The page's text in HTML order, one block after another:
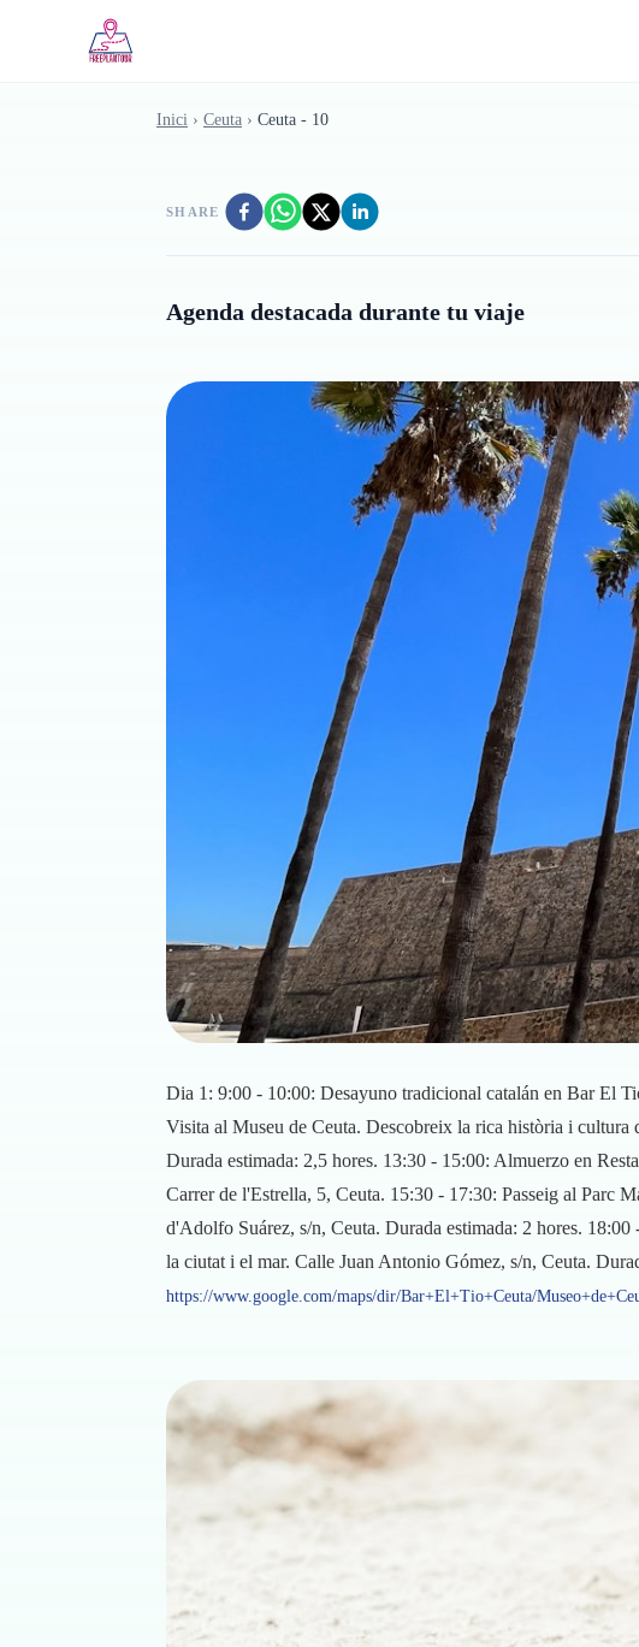
Inici › Ceuta › Ceuta - 10
SHARE
Agenda destacada durante tu viaje
Dia 1: 9:00 - 10:00: Desayuno tradicional catalán en Bar El
Visita al Museu de Ceuta. Descobreix la rica història i cultura
Durada estimada: 2,5 hores. 13:30 - 15:00: Almuerzo en
Carrer de l'Estrella, 5, Ceuta. 15:30 - 17:30: Passeig al Parc
d'Adolfo Suárez, s/n, Ceuta. Durada estimada: 2 hores.
la ciutat i el mar. Calle Juan Antonio Gómez, s/n, Ceuta.
https://www.google.com/maps/dir/Bar+El+Tio+Ceuta/